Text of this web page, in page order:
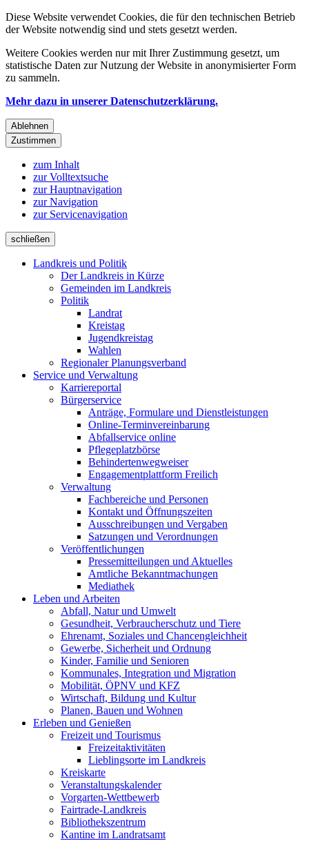
Diese Website verwendet Cookies, die für den technischen Betrieb
der Website notwendig sind und stets gesetzt werden.
Weitere Cookies werden nur mit Ihrer Zustimmung gesetzt, um
statistische Daten zur Nutzung der Website in anonymisierter Form
zu sammeln.
Mehr dazu in unserer Datenschutzerklärung.
Ablehnen
Zustimmen
zum Inhalt
zur Volltextsuche
zur Hauptnavigation
zur Navigation
zur Servicenavigation
schließen
Landkreis und Politik
Der Landkreis in Kürze
Gemeinden im Landkreis
Politik
Landrat
Kreistag
Jugendkreistag
Wahlen
Regionaler Planungsverband
Service und Verwaltung
Karriereportal
Bürgerservice
Anträge, Formulare und Dienstleistungen
Online-Terminvereinbarung
Abfallservice online
Pflegeplatzbörse
Behindertenwegweiser
Engagementplattform Freilich
Verwaltung
Fachbereiche und Personen
Kontakt und Öffnungszeiten
Ausschreibungen und Vergaben
Satzungen und Verordnungen
Veröffentlichungen
Pressemitteilungen und Aktuelles
Amtliche Bekanntmachungen
Mediathek
Leben und Arbeiten
Abfall, Natur und Umwelt
Gesundheit, Verbraucherschutz und Tiere
Ehrenamt, Soziales und Chancengleichheit
Gewerbe, Sicherheit und Ordnung
Kinder, Familie und Senioren
Kommunales, Integration und Migration
Mobilität, ÖPNV und KFZ
Wirtschaft, Bildung und Kultur
Planen, Bauen und Wohnen
Erleben und Genießen
Freizeit und Tourismus
Freizeitaktivitäten
Lieblingsorte im Landkreis
Kreiskarte
Veranstaltungskalender
Vorgarten-Wettbewerb
Fairtrade-Landkreis
Bibliothekszentrum
Kantine im Landratsamt